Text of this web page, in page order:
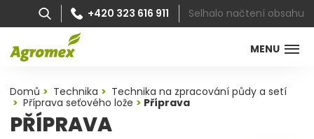
MENU
+420 323 616 911 Selhalo načtení obsahu
Domů Technika
Technika na zpracování půdy a setí
Příprava seťového lože
Příprava
PŘÍPRAVA